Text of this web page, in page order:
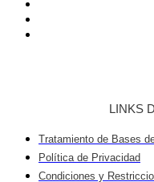
LINKS
Tratamiento de Bases
Política de Privacidad
Condiciones y